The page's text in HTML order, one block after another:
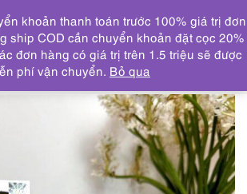
DANH MỤC
HIỆU NỔI BẬT COACH
4313-
signature small bag-Như mới
khoản thanh toán trước 100% giá trị đơn
ship COD cần chuyển khoản đặt cọc 20%
đơn hàng có giá trị trên 1.5 triệu sẽ được
phí vận chuyển. Bỏ qua